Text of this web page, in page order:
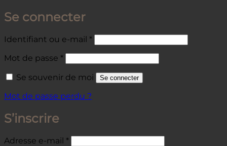
Se connecter
Identifiant ou e-mail *Obligatoire
Mot de passe *Obligatoire
Se souvenir de moi Se connecter
Mot de passe perdu ?
S’inscrire
Adresse e-mail *Obligatoire